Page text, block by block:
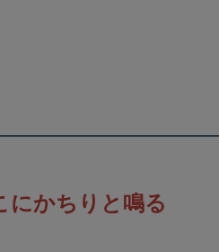
にかちりと鳴る